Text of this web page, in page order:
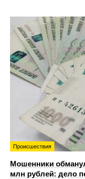
Происшествия
Мошенники
млн рублей: дело